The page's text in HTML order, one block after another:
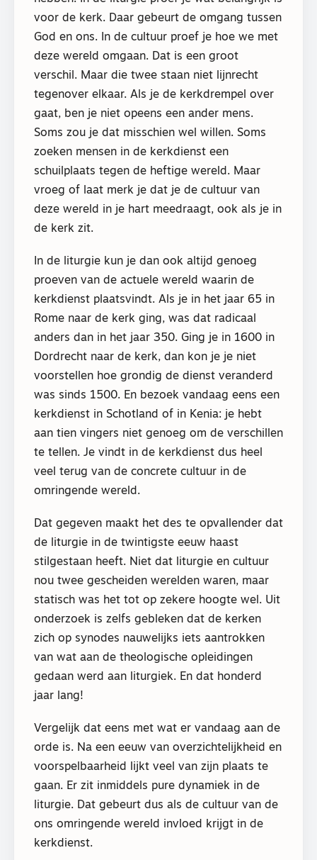
voor de kerk. Daar gebeurt de omgang tussen
God en ons. In de cultuur proef je hoe we met
deze wereld omgaan. Dat is een groot
verschil. Maar die twee staan niet lijnrecht
tegenover elkaar. Als je de kerkdrempel over
gaat, ben je niet opeens een ander mens.
Soms zou je dat misschien wel willen. Soms
zoeken mensen in de kerkdienst een
schuilplaats tegen de heftige wereld. Maar
vroeg of laat merk je dat je de cultuur van
deze wereld in je hart meedraagt, ook als je in
de kerk zit.
In de liturgie kun je dan ook altijd genoeg
proeven van de actuele wereld waarin de
kerkdienst plaatsvindt. Als je in het jaar 65 in
Rome naar de kerk ging, was dat radicaal
anders dan in het jaar 350. Ging je in 1600 in
Dordrecht naar de kerk, dan kon je je niet
voorstellen hoe grondig de dienst veranderd
was sinds 1500. En bezoek vandaag eens een
kerkdienst in Schotland of in Kenia: je hebt
aan tien vingers niet genoeg om de verschillen
te tellen. Je vindt in de kerkdienst dus heel
veel terug van de concrete cultuur in de
omringende wereld.
Dat gegeven maakt het des te opvallender dat
de liturgie in de twintigste eeuw haast
stilgestaan heeft. Niet dat liturgie en cultuur
nou twee gescheiden werelden waren, maar
statisch was het tot op zekere hoogte wel. Uit
onderzoek is zelfs gebleken dat de kerken
zich op synodes nauwelijks iets aantrokken
van wat aan de theologische opleidingen
gedaan werd aan liturgiek. En dat honderd
jaar lang!
Vergelijk dat eens met wat er vandaag aan de
orde is. Na een eeuw van overzichtelijkheid en
voorspelbaarheid lijkt veel van zijn plaats te
gaan. Er zit inmiddels pure dynamiek in de
liturgie. Dat gebeurt dus als de cultuur van de
ons omringende wereld invloed krijgt in de
kerkdienst.